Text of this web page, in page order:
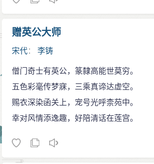
赠英公大师
宋代：李铸
僧门奇士有英公，篆隸高能世莫穷。
五色彩毫传梦寐，三乘真谛达虚空。
赐衣深染函关上，宠号光呼柰苑中。
幸对风情添逸趣，好陪清话在莲宫。